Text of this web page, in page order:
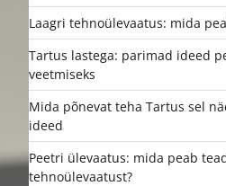
Laagri tehnoülevaatus: mida
Tartus lastega: parimad ideed
veetmiseks
Mida põnevat teha Tartus sel
ideed
Peetri ülevaatus: mida peab
tehnoülevaatust?